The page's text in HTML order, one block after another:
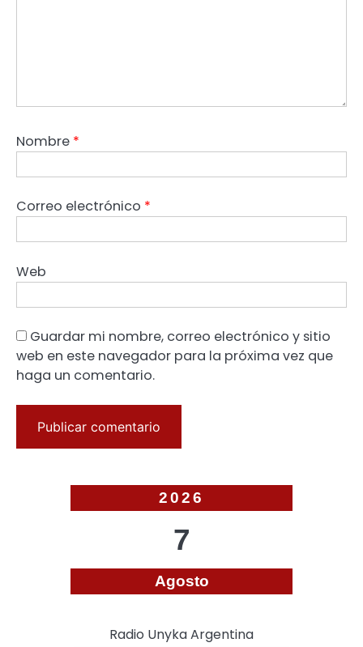
Nombre *
Correo electrónico *
Web
Guardar mi nombre, correo electrónico y sitio
web en este navegador para la próxima vez que
haga un comentario.
2026
7
Agosto
Radio Unyka Argentina